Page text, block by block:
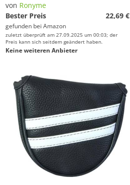
von Ronyme
Bester Preis
22,69 €
gefunden bei Amazon
zuletzt überprüft am 27.09.2025 um 00:03; der
Preis kann sich seitdem geändert haben.
Keine weiteren Anbieter